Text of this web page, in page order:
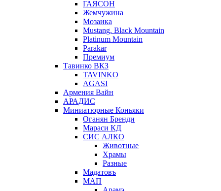
ГАЯСОН
Жемчужина
Мозаика
Mustang. Black Mountain
Platinum Mountain
Parakar
Премиум
Тавинко ВКЗ
TAVINKO
AGASI
Армения Вайн
АРАДИС
Миниатюрные Коньяки
Оганян Бренди
Мараси КД
СИС АЛКО
Животные
Храмы
Разные
Мадатовъ
МАП